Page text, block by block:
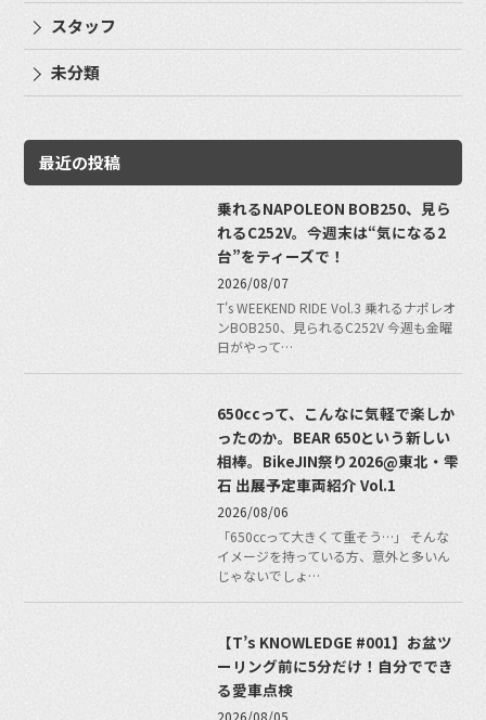
スタッフ
未分類
最近の投稿
乗れるNAPOLEON BOB250、見ら
れるC252V。今週末は“気になる2
台”をティーズで！
2026/08/07
T's WEEKEND RIDE Vol.3 乗れるナポレオ
ンBOB250、見られるC252V 今週も金曜
日がやって…
650ccって、こんなに気軽で楽しか
ったのか。BEAR 650という新しい
相棒。BikeJIN祭り2026@東北・雫
石 出展予定車両紹介 Vol.1
2026/08/06
「650ccって大きくて重そう…」 そんな
イメージを持っている方、意外と多いん
じゃないでしょ…
【T’s KNOWLEDGE #001】お盆ツ
ーリング前に5分だけ！自分ででき
る愛車点検
2026/08/05